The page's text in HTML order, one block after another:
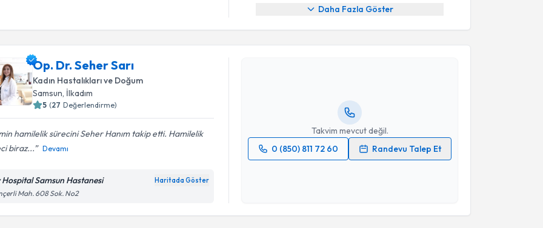
Daha Fazla Göster
Op. Dr. Seher Sarı
Kadın Hastalıkları ve Doğum
Samsun, İlkadım
5 (27 Değerlendirme)
hamilelik sürecini Seher Hanım takip etti. Hamilelik
biraz...
Devamı
Hospital Samsun Hastanesi Haritada Göster
Mah. 608 Sok. No2
Takvim mevcut değil.
0 (850) 811 72 60
Randevu Talep Et
Randevu Takvimi Talebi
Op. Dr. Seher Sarı